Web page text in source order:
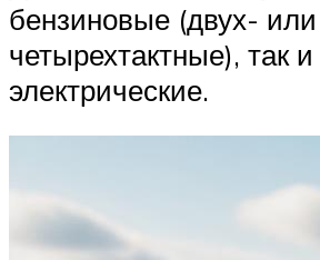
бензиновые (двух- или
четырехтактные), так и
электрические.